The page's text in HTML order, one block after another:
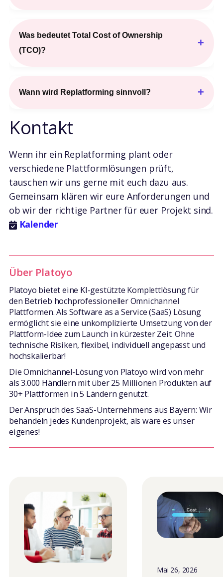
Was bedeutet Total Cost of Ownership
(TCO)?
+
Wann wird Replatforming sinnvoll? +
Kontakt
Wenn ihr ein Replatforming plant oder
verschiedene Plattformlösungen prüft,
tauschen wir uns gerne mit euch dazu aus.
Gemeinsam klären wir eure Anforderungen und
ob wir der richtige Partner für euer Projekt sind.
Kalender
Über Platoyo
Platoyo bietet eine KI-gestützte Komplettlösung für
den Betrieb hochprofessioneller Omnichannel
Plattformen. Als Software as a Service (SaaS) Lösung
ermöglicht sie eine unkomplizierte Umsetzung von der
Plattform-Idee zum Launch in kürzester Zeit. Ohne
technische Risiken, flexibel, individuell angepasst und
hochskalierbar!
Die Omnichannel-Lösung von Platoyo wird von mehr
als 3.000 Händlern mit über 25 Millionen Produkten auf
30+ Plattformen in 5 Ländern genutzt.
Der Anspruch des SaaS-Unternehmens aus Bayern: Wir
behandeln jedes Kundenprojekt, als wäre es unser
eigenes!
Mai 26, 2026